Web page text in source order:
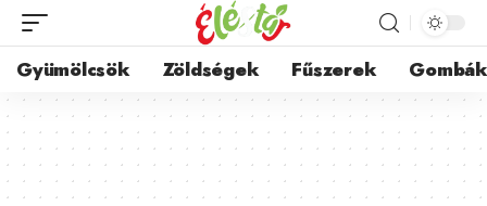
Gyümölcsök Zöldségek Fűszerek Gombák